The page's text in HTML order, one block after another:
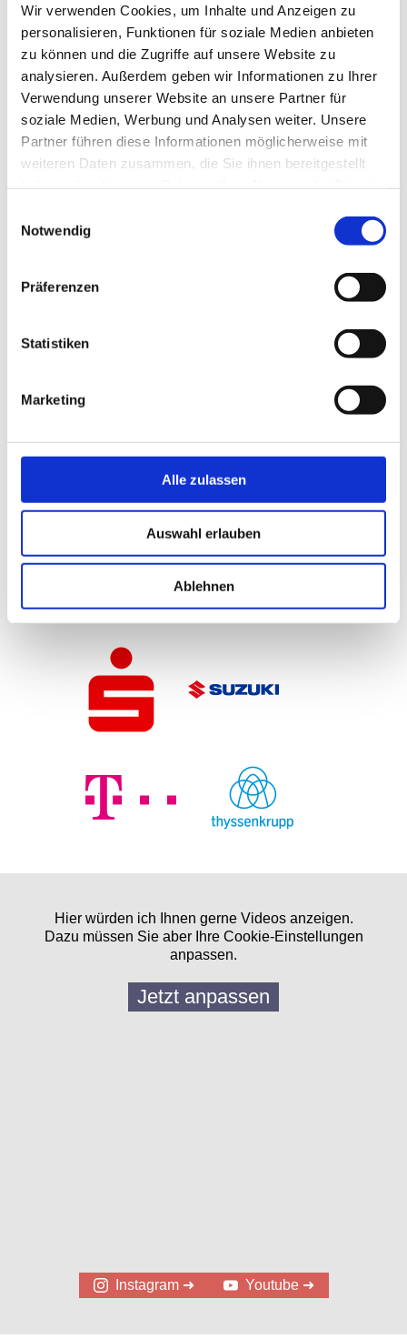
Wir verwenden Cookies, um Inhalte und Anzeigen zu
personalisieren, Funktionen für soziale Medien anbieten
zu können und die Zugriffe auf unsere Website zu
analysieren. Außerdem geben wir Informationen zu Ihrer
Verwendung unserer Website an unsere Partner für
soziale Medien, Werbung und Analysen weiter. Unsere
Partner führen diese Informationen möglicherweise mit
weiteren Daten zusammen, die Sie ihnen bereitgestellt
Notwendig
Präferenzen
Statistiken
Marketing
Alle zulassen
Auswahl erlauben
Ablehnen
Hier würden ich Ihnen gerne Videos anzeigen.
Dazu müssen Sie aber Ihre Cookie-Einstellungen
anpassen.
Jetzt anpassen
Instagram ➜ Youtube ➜